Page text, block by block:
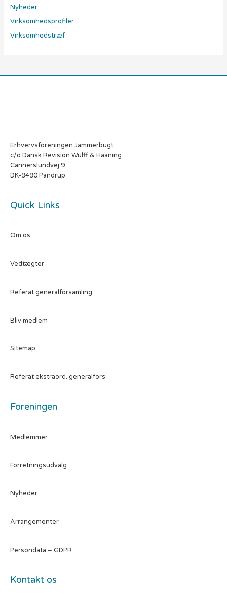
Nyheder
Virksomhedsprofiler
Virksomhedstræf
Erhvervsforeningen Jammerbugt
c/o Dansk Revision Wulff & Haaning
Cannerslundvej 9
DK-9490 Pandrup
Quick Links
Om os
Vedtægter
Referat generalforsamling
Bliv medlem
Sitemap
Referat ekstraord. generalfors.
Foreningen
Medlemmer
Forretningsudvalg
Nyheder
Arrangementer
Persondata – GDPR
Kontakt os